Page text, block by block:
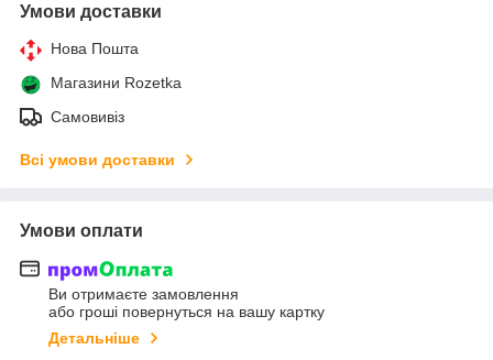
Умови доставки
Нова Пошта
Магазини Rozetka
Самовивіз
Всі умови доставки
Умови оплати
Ви отримаєте замовлення
або гроші повернуться на вашу картку
Детальніше